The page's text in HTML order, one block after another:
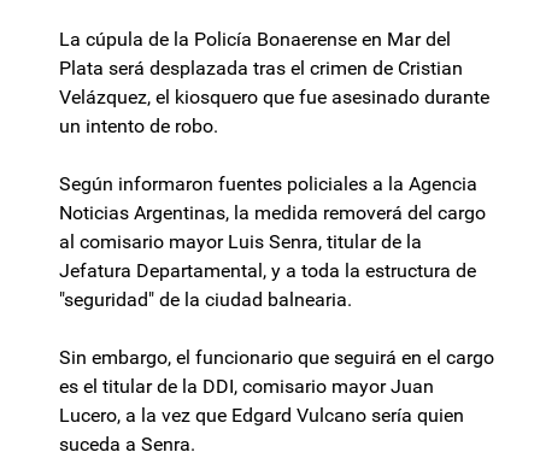
La cúpula de la Policía Bonaerense en Mar del
Plata será desplazada tras el crimen de Cristian
Velázquez, el kiosquero que fue asesinado durante
un intento de robo.
Según informaron fuentes policiales a la Agencia
Noticias Argentinas, la medida removerá del cargo
al comisario mayor Luis Senra, titular de la
Jefatura Departamental, y a toda la estructura de
"seguridad" de la ciudad balnearia.
Sin embargo, el funcionario que seguirá en el cargo
es el titular de la DDI, comisario mayor Juan
Lucero, a la vez que Edgard Vulcano sería quien
suceda a Senra.